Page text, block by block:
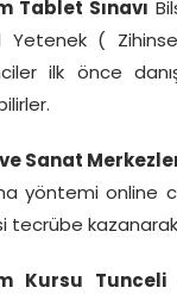
Tablet Sınavı
Yetenek (
ilk önce
Sanat
yöntemi online
tecrübe
Kursu Tunceli